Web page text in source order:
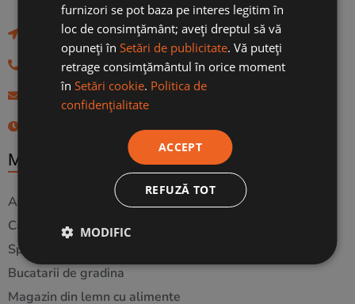
Str .Zizinului nr. 979, Tarlungeni Judetul Brasov
0730.602.246
vanzari@happywood.ro
Luni - Vineri: 9:00- 18:00
MENIU
Acasa
Casute din lemn pentru copii
Spatii de joaca si accesorii
Bucatarii de gradina
Magazin din lemn cu alimente
furnizori se pot baza pe interes legitim în
loc de consimțământ; aveți dreptul să vă
opuneți înSetări de publicitate. Vă puteți
retrage consimțământul în orice moment
înSetări cookie. Politica de
confidențialitate
ACCEPT
REFUZĂ TOT
MODIFIC